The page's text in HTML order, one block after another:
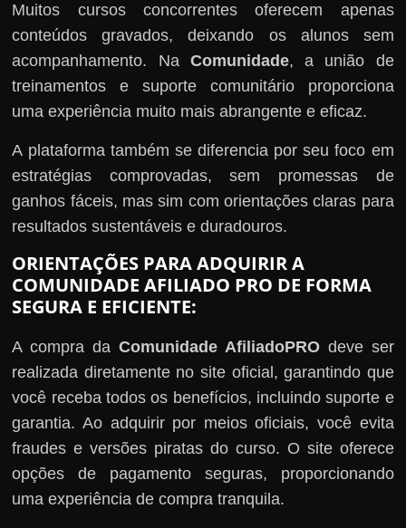
Muitos cursos concorrentes oferecem apenas
conteúdos gravados, deixando os alunos sem
acompanhamento. Na Comunidade, a união de
treinamentos e suporte comunitário proporciona
uma experiência muito mais abrangente e eficaz.
A plataforma também se diferencia por seu foco em
estratégias comprovadas, sem promessas de
ganhos fáceis, mas sim com orientações claras para
resultados sustentáveis e duradouros.
ORIENTAÇÕES PARA ADQUIRIR A
COMUNIDADE AFILIADO PRO DE FORMA
SEGURA E EFICIENTE:
A compra da Comunidade AfiliadoPROdeve ser
realizada diretamente no site oficial, garantindo que
você receba todos os benefícios, incluindo suporte e
garantia. Ao adquirir por meios oficiais, você evita
fraudes e versões piratas do curso. O site oferece
opções de pagamento seguras, proporcionando
uma experiência de compra tranquila.